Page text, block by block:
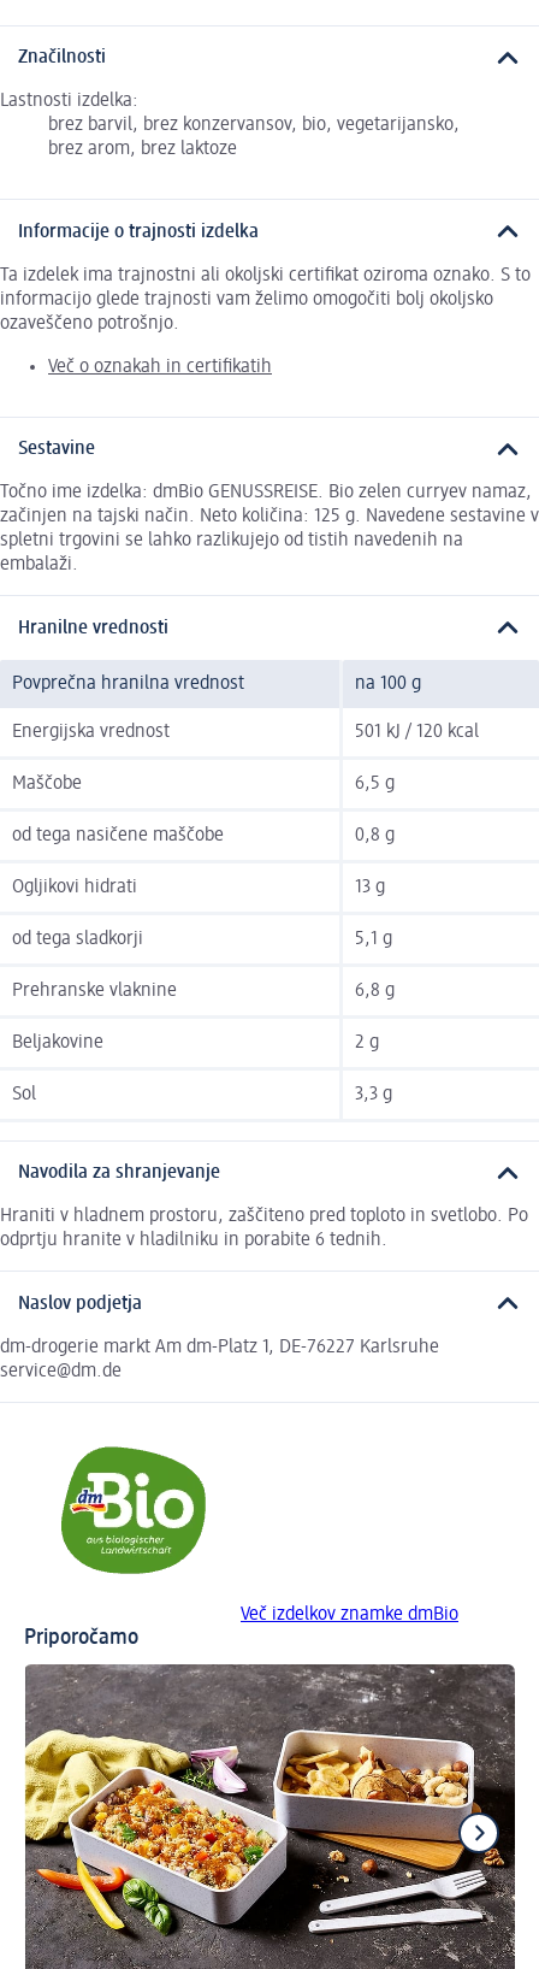
Značilnosti
Lastnosti izdelka:
brez barvil, brez konzervansov, bio, vegetarijansko,
brez arom, brez laktoze
Informacije o trajnosti izdelka
Ta izdelek ima trajnostni ali okoljski certifikat oziroma oznako. S to
informacijo glede trajnosti vam želimo omogočiti bolj okoljsko
ozaveščeno potrošnjo.
Več o oznakah in certifikatih
Sestavine
Točno ime izdelka: dmBio GENUSSREISE. Bio zelen curryev namaz,
začinjen na tajski način. Neto količina: 125 g. Navedene sestavine v
spletni trgovini se lahko razlikujejo od tistih navedenih na
embalaži.
Hranilne vrednosti
Povprečna hranilna vrednost na 100 g
Energijska vrednost 501 kJ / 120 kcal
Maščobe 6,5 g
od tega nasičene maščobe 0,8 g
Ogljikovi hidrati 13 g
od tega sladkorji 5,1 g
Prehranske vlaknine 6,8 g
Beljakovine 2 g
Sol 3,3 g
Navodila za shranjevanje
Hraniti v hladnem prostoru, zaščiteno pred toploto in svetlobo. Po
odprtju hranite v hladilniku in porabite 6 tednih.
Naslov podjetja
dm-drogerie markt Am dm-Platz 1, DE-76227 Karlsruhe
service@dm.de
Več izdelkov znamke dmBio
Priporočamo